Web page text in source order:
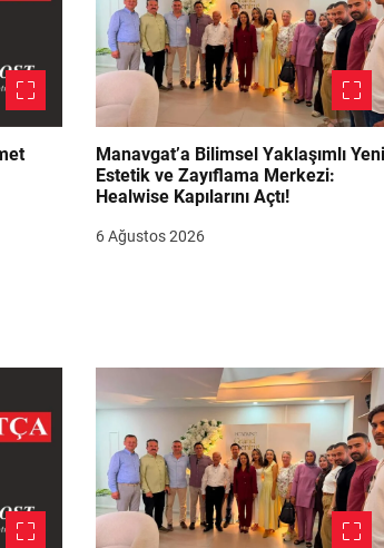
Manavgat’a Bilimsel Yaklaşımlı
Estetik ve Zayıflama Merkezi:
Healwise Kapılarını Açtı!
6 Ağustos 2026